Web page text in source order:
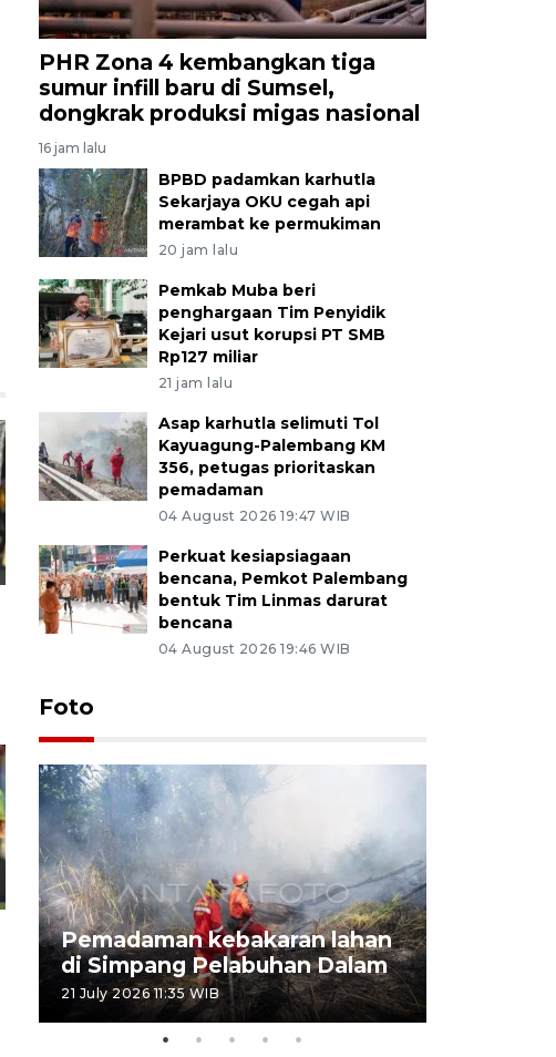
PHR Zona 4 kembangkan tiga
sumur infill baru di Sumsel,
dongkrak produksi migas nasional
16 jam lalu
BPBD padamkan karhutla
Sekarjaya OKU cegah api
merambat ke permukiman
20 jam lalu
Pemkab Muba beri
penghargaan Tim Penyidik
Kejari usut korupsi PT SMB
Rp127 miliar
21 jam lalu
Asap karhutla selimuti Tol
Kayuagung-Palembang KM
356, petugas prioritaskan
pemadaman
04 August 2026 19:47 WIB
Perkuat kesiapsiagaan
bencana, Pemkot Palembang
bentuk Tim Linmas darurat
bencana
04 August 2026 19:46 WIB
Foto
Pemadaman kebakaran lahan
di Simpang Pelabuhan Dalam
21 July 2026 11:35 WIB